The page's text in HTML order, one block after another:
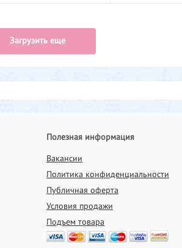
Загрузить еще
Полезная информация
Вакансии
Политика конфиденциальности
Публичная оферта
Условия продажи
Подъем товара